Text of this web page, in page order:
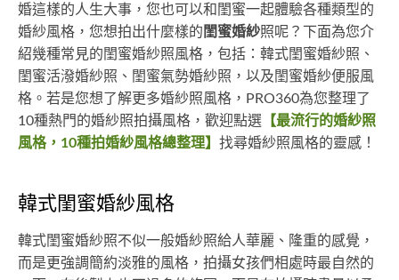
婚這樣的人生大事，您也可以和閨蜜一起體驗各種類型的
婚紗風格，您想拍出什麼樣的 閨蜜婚紗照呢？下面為您介
紹幾種常見的閨蜜婚紗照風格，包括：韓式閨蜜婚紗照、
閨蜜活潑婚紗照、閨蜜氣勢婚紗照，以及閨蜜婚紗便服風
格。若是您想了解更多婚紗照風格，PRO360為您整理了
10種熱門的婚紗照拍攝風格，歡迎點選 【最流行的婚紗照
風格，10種拍婚紗風格總整理】 找尋婚紗照風格的靈感！
韓式閨蜜婚紗風格
韓式閨蜜婚紗照不似一般婚紗照給人華麗、隆重的感覺，
而是更強調簡約淡雅的風格，拍攝女孩們相處時最自然的